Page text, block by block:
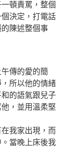
頓責罵，整個
決定，打電話
陳述整個事
傳的愛的簡
所以他的情緒
的語氣跟兒子
，並用溫柔堅
我家出現，而
當晚上床後我